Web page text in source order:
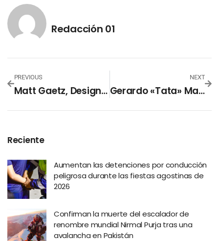
Redacción 01
PREVIOUS
Matt Gaetz, Designado Por Trump Para Fiscal General, Elogia La «transformación» De El Salvador
NEXT
Gerardo «Tata» Martino Dejará El Inter Miami
Reciente
Aumentan las detenciones por conducción
peligrosa durante las fiestas agostinas de
2026
Confirman la muerte del escalador de
renombre mundial Nirmal Purja tras una
avalancha en Pakistán